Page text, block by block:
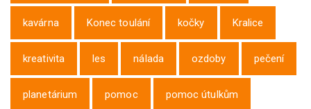
kavárna Konec toulání kočky Kralice
kreativita les nálada ozdoby pečení
planetárium pomoc pomoc útulkům